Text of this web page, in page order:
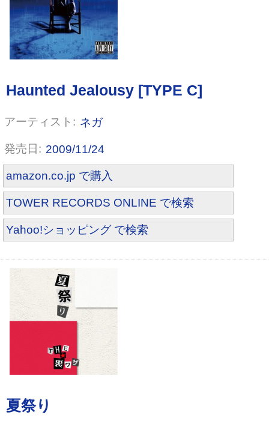
ネガ
2009/11/24
amazon.co.jp で購入
TOWER RECORDS ONLINE で検索
Yahoo!ショッピング で検索
S.O.W